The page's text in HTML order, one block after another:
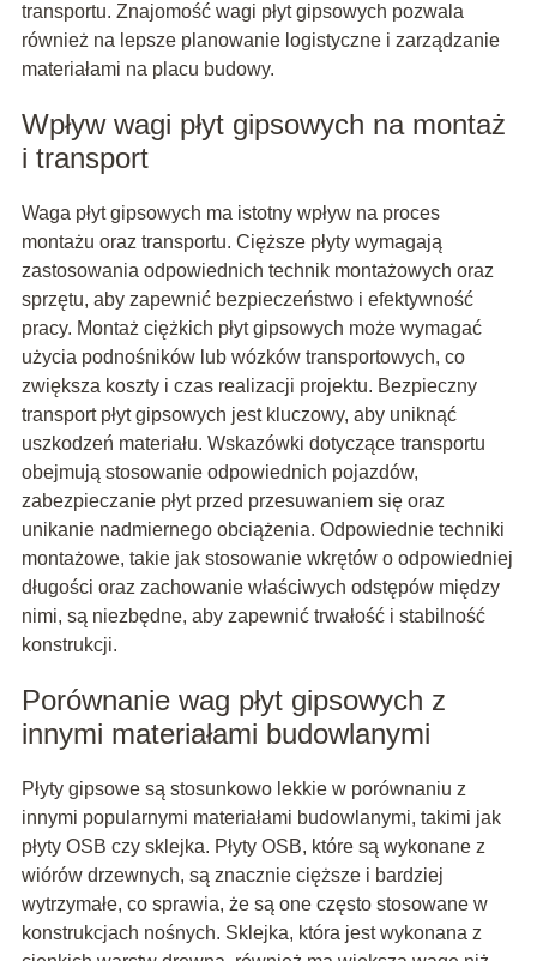
transportu. Znajomość wagi płyt gipsowych pozwala
również na lepsze planowanie logistyczne i zarządzanie
materiałami na placu budowy.
Wpływ wagi płyt gipsowych na montaż
i transport
Waga płyt gipsowych ma istotny wpływ na proces
montażu oraz transportu. Cięższe płyty wymagają
zastosowania odpowiednich technik montażowych oraz
sprzętu, aby zapewnić bezpieczeństwo i efektywność
pracy. Montaż ciężkich płyt gipsowych może wymagać
użycia podnośników lub wózków transportowych, co
zwiększa koszty i czas realizacji projektu. Bezpieczny
transport płyt gipsowych jest kluczowy, aby uniknąć
uszkodzeń materiału. Wskazówki dotyczące transportu
obejmują stosowanie odpowiednich pojazdów,
zabezpieczanie płyt przed przesuwaniem się oraz
unikanie nadmiernego obciążenia. Odpowiednie techniki
montażowe, takie jak stosowanie wkrętów o odpowiedniej
długości oraz zachowanie właściwych odstępów między
nimi, są niezbędne, aby zapewnić trwałość i stabilność
konstrukcji.
Porównanie wag płyt gipsowych z
innymi materiałami budowlanymi
Płyty gipsowe są stosunkowo lekkie w porównaniu z
innymi popularnymi materiałami budowlanymi, takimi jak
płyty OSB czy sklejka. Płyty OSB, które są wykonane z
wiórów drzewnych, są znacznie cięższe i bardziej
wytrzymałe, co sprawia, że są one często stosowane w
konstrukcjach nośnych. Sklejka, która jest wykonana z